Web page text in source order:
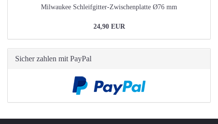
Milwaukee Schleifgitter-Zwischenplatte Ø76 mm
24,90 EUR
Sicher zahlen mit PayPal